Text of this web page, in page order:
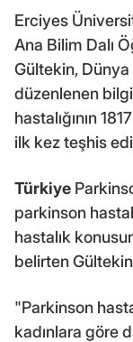
Erciyes
Ana Bilim Dalı
Gültekin, Dünya
düzenlenen
hastalığının
ilk kez teşhis
Türkiye
parkinson
hastalık
belirten
"Parkinson
kadınlara göre